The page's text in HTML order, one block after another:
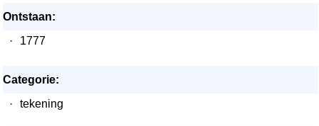
Ontstaan:
·
1777
Categorie:
·
tekening